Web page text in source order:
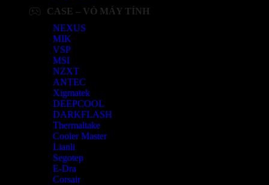
CASE – VỎ MÁY TÍNH
NEXUS
MIK
VSP
MSI
NZXT
ANTEC
Xigmatek
DEEPCOOL
DARKFLASH
Thermaltake
Cooler Master
Lianli
Segotep
E-Dra
Corsair